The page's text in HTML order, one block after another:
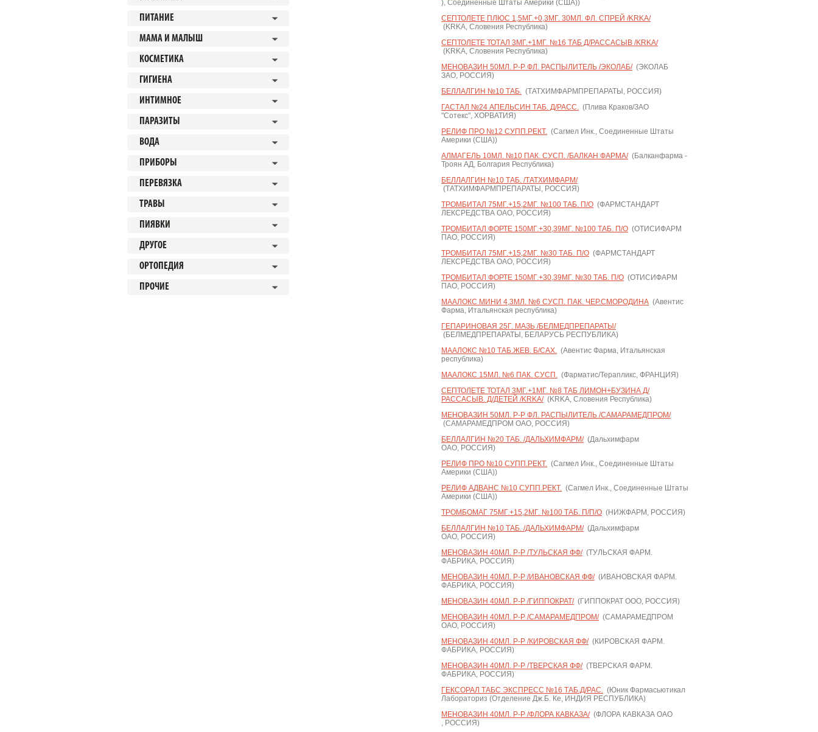
ПИТАНИЕ
МАМА И МАЛЫШ
КОСМЕТИКА
ГИГИЕНА
ИНТИМНОЕ
ПАРАЗИТЫ
ВОДА
ПРИБОРЫ
ПЕРЕВЯЗКА
ТРАВЫ
ПИЯВКИ
ДРУГОЕ
ОРТОПЕДИЯ
ПРОЧИЕ
), Соединенные Штаты Америки (США))
СЕПТОЛЕТЕ ПЛЮС 1,5МГ.+0,3МГ. 30МЛ. ФЛ. СПРЕЙ /KRKA/
(KRKA, Словения Республика)
СЕПТОЛЕТЕ ТОТАЛ 3МГ.+1МГ. №16 ТАБ Д/РАССАСЫВ /KRKA/
(KRKA, Словения Республика)
МЕНОВАЗИН 50МЛ. Р-Р ФЛ. РАСПЫЛИТЕЛЬ /ЭКОЛАБ/(ЭКОЛАБ
ЗАО, РОССИЯ)
БЕЛЛАЛГИН №10 ТАБ. (ТАТХИМФАРМПРЕПАРАТЫ, РОССИЯ)
ГАСТАЛ №24 АПЕЛЬСИН ТАБ. Д/РАСС. (Плива Краков/ЗАО
"Сотекс", ХОРВАТИЯ)
РЕЛИФ ПРО №12 СУПП.РЕКТ. (Сагмел Инк., Соединенные Штаты
Америки (США))
АЛМАГЕЛЬ 10МЛ. №10 ПАК. СУСП. /БАЛКАН ФАРМА/(Балканфарма -
Троян АД, Болгария Республика)
БЕЛЛАЛГИН №10 ТАБ. /ТАТХИМФАРМ/
(ТАТХИМФАРМПРЕПАРАТЫ, РОССИЯ)
ТРОМБИТАЛ 75МГ.+15,2МГ. №100 ТАБ. П/О (ФАРМСТАНДАРТ
ЛЕКСРЕДСТВА ОАО, РОССИЯ)
ТРОМБИТАЛ ФОРТЕ 150МГ.+30,39МГ. №100 ТАБ. П/О (ОТИСИФАРМ
ПАО, РОССИЯ)
ТРОМБИТАЛ 75МГ.+15,2МГ. №30 ТАБ. П/О (ФАРМСТАНДАРТ
ЛЕКСРЕДСТВА ОАО, РОССИЯ)
ТРОМБИТАЛ ФОРТЕ 150МГ.+30,39МГ. №30 ТАБ. П/О (ОТИСИФАРМ
ПАО, РОССИЯ)
МААЛОКС МИНИ 4,3МЛ. №6 СУСП. ПАК. ЧЕР.СМОРОДИНА (Авентис
Фарма, Итальянская республика)
ГЕПАРИНОВАЯ 25Г. МАЗЬ /БЕЛМЕДПРЕПАРАТЫ/
(БЕЛМЕДПРЕПАРАТЫ, БЕЛАРУСЬ РЕСПУБЛИКА)
МААЛОКС №10 ТАБ.ЖЕВ. Б/САХ. (Авентис Фарма, Итальянская
республика)
МААЛОКС 15МЛ. №6 ПАК. СУСП. (Фарматис/Терапликс, ФРАНЦИЯ)
СЕПТОЛЕТЕ ТОТАЛ 3МГ.+1МГ. №8 ТАБ ЛИМОН+БУЗИНА Д/
РАССАСЫВ. Д/ДЕТЕЙ /KRKA/(KRKA, Словения Республика)
МЕНОВАЗИН 50МЛ. Р-Р ФЛ. РАСПЫЛИТЕЛЬ /САМАРАМЕДПРОМ/
(САМАРАМЕДПРОМ ОАО, РОССИЯ)
БЕЛЛАЛГИН №20 ТАБ. /ДАЛЬХИМФАРМ/(Дальхимфарм
ОАО, РОССИЯ)
РЕЛИФ ПРО №10 СУПП.РЕКТ. (Сагмел Инк., Соединенные Штаты
Америки (США))
РЕЛИФ АДВАНС №10 СУПП.РЕКТ. (Сагмел Инк., Соединенные Штаты
Америки (США))
ТРОМБОМАГ 75МГ.+15,2МГ. №100 ТАБ. П/П/О (НИЖФАРМ, РОССИЯ)
БЕЛЛАЛГИН №10 ТАБ. /ДАЛЬХИМФАРМ/(Дальхимфарм
ОАО, РОССИЯ)
МЕНОВАЗИН 40МЛ. Р-Р /ТУЛЬСКАЯ ФФ/(ТУЛЬСКАЯ ФАРМ.
ФАБРИКА, РОССИЯ)
МЕНОВАЗИН 40МЛ. Р-Р /ИВАНОВСКАЯ ФФ/(ИВАНОВСКАЯ ФАРМ.
ФАБРИКА, РОССИЯ)
МЕНОВАЗИН 40МЛ. Р-Р /ГИППОКРАТ/(ГИППОКРАТ ООО, РОССИЯ)
МЕНОВАЗИН 40МЛ. Р-Р /САМАРАМЕДПРОМ/(САМАРАМЕДПРОМ
ОАО, РОССИЯ)
МЕНОВАЗИН 40МЛ. Р-Р /КИРОВСКАЯ ФФ/(КИРОВСКАЯ ФАРМ.
ФАБРИКА, РОССИЯ)
МЕНОВАЗИН 40МЛ. Р-Р /ТВЕРСКАЯ ФФ/(ТВЕРСКАЯ ФАРМ.
ФАБРИКА, РОССИЯ)
ГЕКСОРАЛ ТАБС ЭКСПРЕСС №16 ТАБ.Д/РАС. (Юник Фармасьютикал
Лабораториз (Отделение Дж.Б. Ке, ИНДИЯ РЕСПУБЛИКА)
МЕНОВАЗИН 40МЛ. Р-Р /ФЛОРА КАВКАЗА/(ФЛОРА КАВКАЗА ОАО
, РОССИЯ)